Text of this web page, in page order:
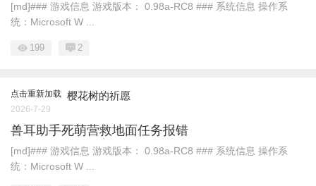
[md]### 游戏信息 游戏版本： 0.98a-RC8 ### 系统信息 操作系
统：Microsoft W ...
199 2
点击重新加载 樱花树的祈愿
2026-7-29
兽耳助手死萌营救地面任务报错
[md]### 游戏信息 游戏版本： 0.98a-RC8 ### 系统信息 操作系
统：Microsoft W ...